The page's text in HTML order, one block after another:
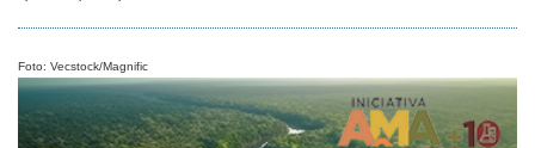
propostas na fase inicial. Resultado foi divulgado nesta
Foto: Vecstock/Magnific